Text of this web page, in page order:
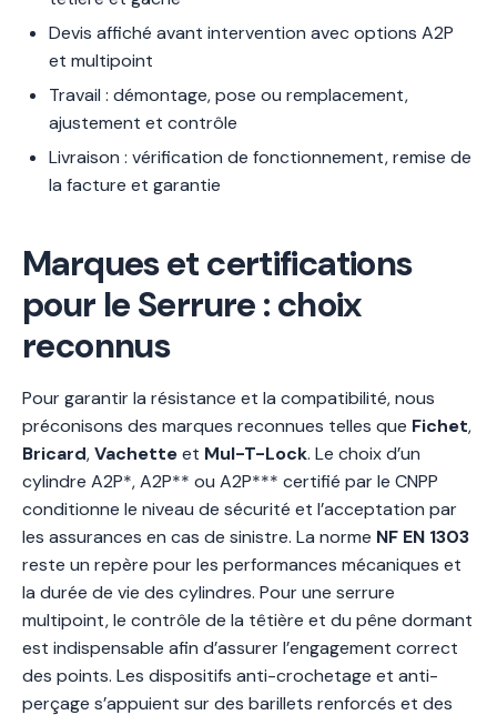
Devis affiché avant intervention avec options A2P
et multipoint
Travail : démontage, pose ou remplacement,
ajustement et contrôle
Livraison : vérification de fonctionnement, remise de
la facture et garantie
Marques et certifications
pour le Serrure : choix
reconnus
Pour garantir la résistance et la compatibilité, nous
préconisons des marques reconnues telles que Fichet,
Bricard,Vachetteet Mul-T-Lock. Le choix d’un
cylindre A2P*, A2P** ou A2P*** certifié par le CNPP
conditionne le niveau de sécurité et l’acceptation par
les assurances en cas de sinistre. La norme NF EN 1303
reste un repère pour les performances mécaniques et
la durée de vie des cylindres. Pour une serrure
multipoint, le contrôle de la têtière et du pêne dormant
est indispensable afin d’assurer l’engagement correct
des points. Les dispositifs anti-crochetage et anti-
perçage s’appuient sur des barillets renforcés et des